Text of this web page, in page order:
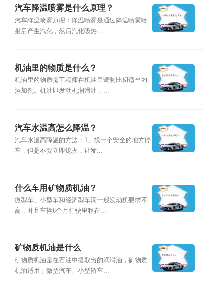
汽车降温喷雾是什么原理？
汽车降温喷雾原理：降温喷雾是通过降温喷雾喷
射后产生汽化，然后汽化吸热，...
机油里的物质是什么？
机油里的物质是工程师在机油里调制比例适当的
添加剂。机油即发动机润滑油，...
汽车水温高怎么降温？
汽车水温高降温的方法：1、找一个安全的地方停
车，但是不要立即熄火，让发...
什么车用矿物质机油？
微型车、小型车和经济型车辆一般发动机要求不
高，并且车辆6个月行驶里程在...
矿物质机油是什么
矿物质机油是在石油中提取出的润滑油，矿物质
机油适用于微型汽车、小型轿车...